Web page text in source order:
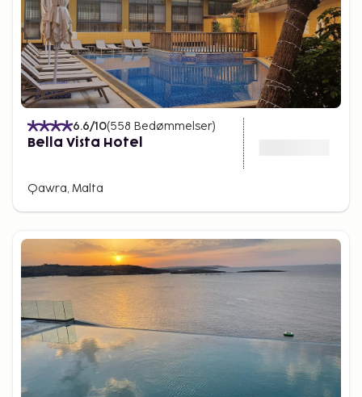
6.6/10(558 Bedømmelser)
Bella Vista Hotel
Qawra, Malta